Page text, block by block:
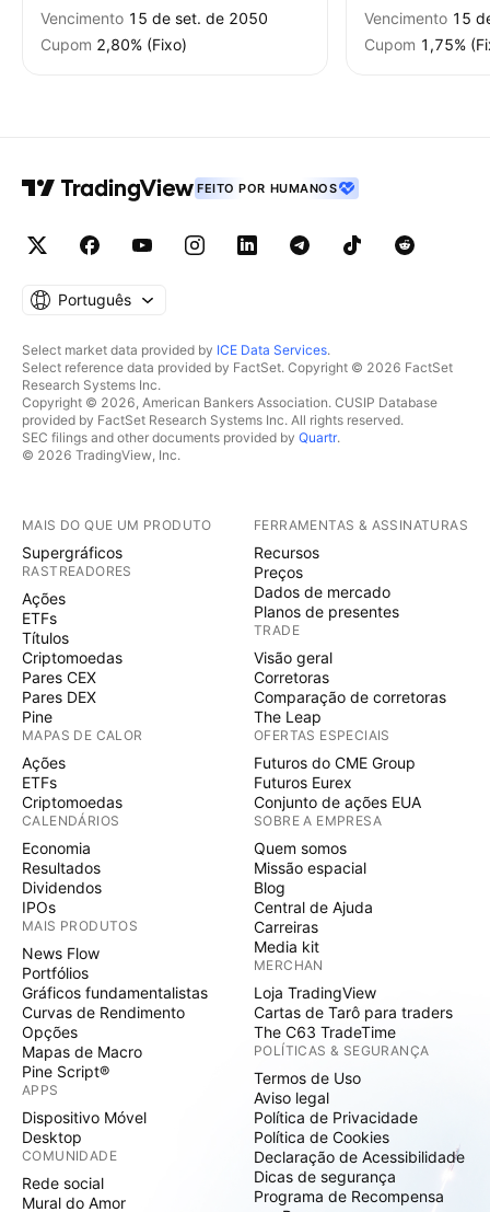
Vencimento 15 de set. de 2050
Cupom 2,80% (Fixo)
Vencimento 15
Cupom 1,75%
FEITO POR HUMANOS
Português
Select market data provided by ICE Data Services.
Select reference data provided by FactSet. Copyright © 2026 FactSet
Research Systems Inc.
Copyright © 2026, American Bankers Association. CUSIP Database
provided by FactSet Research Systems Inc. All rights reserved.
SEC filings and other documents provided by Quartr.
© 2026 TradingView, Inc.
MAIS DO QUE UM PRODUTO
Supergráficos
RASTREADORES
Ações
ETFs
Títulos
Criptomoedas
Pares CEX
Pares DEX
Pine
MAPAS DE CALOR
Ações
ETFs
Criptomoedas
CALENDÁRIOS
Economia
Resultados
Dividendos
IPOs
MAIS PRODUTOS
News Flow
Portfólios
Gráficos fundamentalistas
Curvas de Rendimento
Opções
Mapas de Macro
Pine Script®
APPS
Dispositivo Móvel
Desktop
COMUNIDADE
Rede social
Mural do Amor
FERRAMENTAS & ASSINATURAS
Recursos
Preços
Dados de mercado
Planos de presentes
TRADE
Visão geral
Corretoras
Comparação de corretoras
The Leap
OFERTAS ESPECIAIS
Futuros do CME Group
Futuros Eurex
Conjunto de ações EUA
SOBRE A EMPRESA
Quem somos
Missão espacial
Blog
Central de Ajuda
Carreiras
Media kit
MERCHAN
Loja TradingView
Cartas de Tarô para traders
The C63 TradeTime
POLÍTICAS & SEGURANÇA
Termos de Uso
Aviso legal
Política de Privacidade
Política de Cookies
Declaração de Acessibilidade
Dicas de segurança
Programa de Recompensa